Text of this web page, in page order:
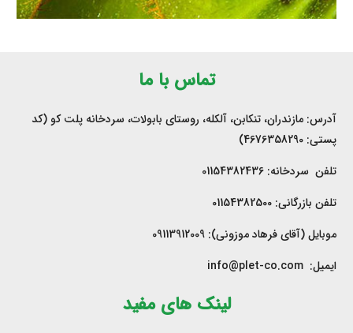
تماس با ما
آدرس: مازندران، تنکابن، آلکله، روستای بابولات، سردخانه پلت کو (کد
پستی: 4676358290)
تلفن سردخانه: 01154382436
تلفن بازرگانی: 01154382500
موبایل (آقای فرهاد موزونی): 09113912009
ایمیل: info@plet-co.com
لینک های مفید